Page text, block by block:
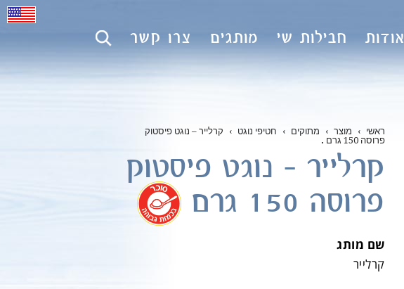
אודות חבילות שי מותגים צרו קשר
ראשי › מוצר › מתוקים › חטיפי נוגט ›
קרלייר – נוגט פיסטוק
פרוסה 150 גרם
.
קרלייר – נוגט פיסטוק
פרוסה 150 גרם .
שם מותג
קרלייר